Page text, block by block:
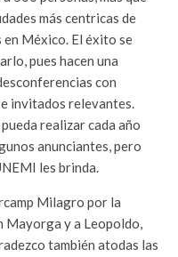
más centricas de
en México. El éxito se
pues hacen una
con
invitados relevantes.
realizar cada año
anunciantes, pero
les brinda.
Milagro por la
Mayorga y a Leopoldo,
también atodas las